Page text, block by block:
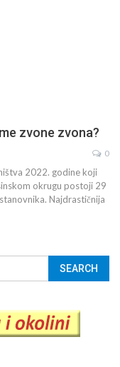
zvone zvona?
0
2022. godine koji
okrugu postoji 29
Najdrastičnija